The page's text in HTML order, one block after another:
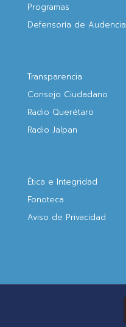
Programas
Defensoría de Audencia
Transparencia
Consejo Ciudadano
Radio Querétaro
Radio Jalpan
Ética e Integridad
Fonoteca
Aviso de Privacidad